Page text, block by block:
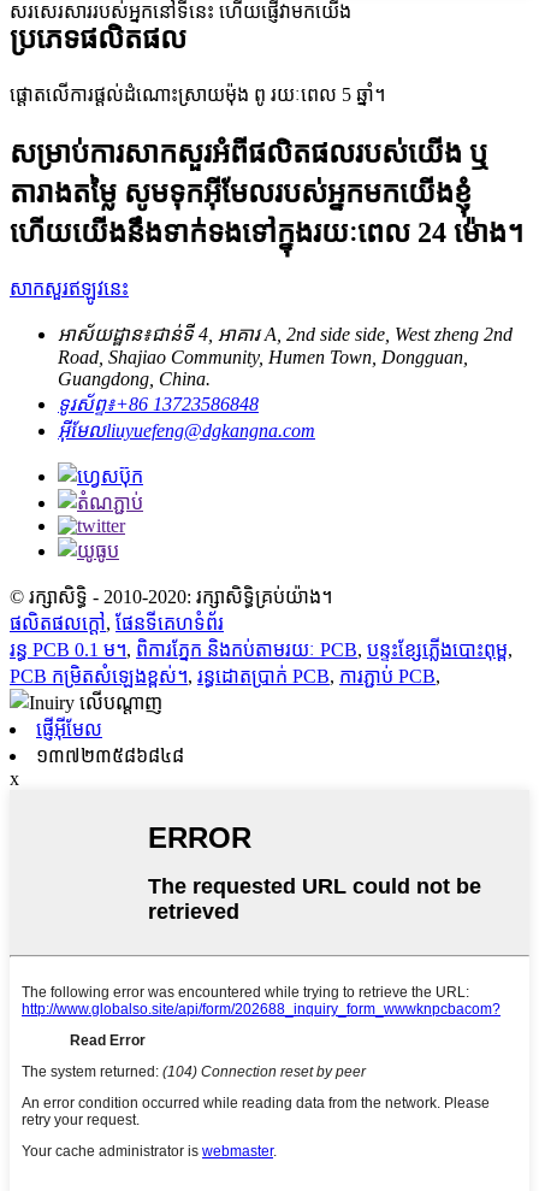
សរសេរសាររបស់អ្នកនៅទីនេះ ហើយផ្ញើវាមកយើង
ប្រភេទផលិតផល
ផ្តោតលើការផ្តល់ដំណោះស្រាយម៉ុង ពូ រយៈពេល 5 ឆ្នាំ។
សម្រាប់ការសាកសួរអំពីផលិតផលរបស់យើង ឬ
តារាងតម្លៃ សូមទុកអ៊ីមែលរបស់អ្នកមកយើងខ្ញុំ
ហើយយើងនឹងទាក់ទងទៅក្នុងរយៈពេល 24 ម៉ោង។
សាកសួរឥឡូវនេះ
អាស័យដ្ឋាន៖ជាន់ទី 4, អាគារ A, 2nd side side, West zheng 2nd
Road, Shajiao Community, Humen Town, Dongguan,
Guangdong, China.
ទូរស័ព្ទ៖+86 13723586848
អ៊ីមែលliuyuefeng@dgkangna.com
© រក្សាសិទ្ធិ - 2010-2020: រក្សាសិទ្ធិគ្រប់យ៉ាង។
ផលិតផលក្តៅ, ផែនទីគេហទំព័រ
រន្ធ PCB 0.1 ម។, ពិការភ្នែក និងកប់តាមរយៈ PCB, បន្ទះខ្សែភ្លើងបោះពុម្ព,
PCB កម្រិតសំឡេងខ្ពស់។, រន្ធដោតប្រាក់ PCB, ការភ្ជាប់ PCB,
ផ្ញើអ៊ីមែល
១៣៧២៣៥៨៦៨៤៨
x